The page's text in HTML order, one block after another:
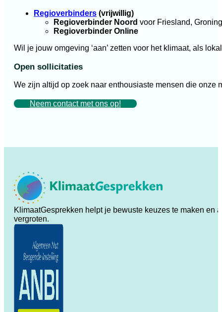
Regioverbinders (vrijwillig)
Regioverbinder Noord voor Friesland,
Regioverbinder Online
Wil je jouw omgeving ‘aan’ zetten voor het klimaat, als
Open sollicitaties
We zijn altijd op zoek naar enthousiaste mensen die
Neem contact met ons op!
KlimaatGesprekken helpt je bewuste keuzes te maken en
vergroten.